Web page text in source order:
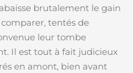
brutalement le gain
tentés de
leur tombe
Il est tout à fait judicieux
en amont, bien avant